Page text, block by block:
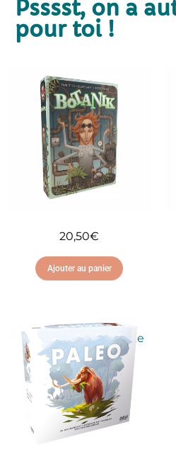
Psssst, on a
pour toi !
20,50€
Ajouter au panier
Ajouter à ma liste
d'envies